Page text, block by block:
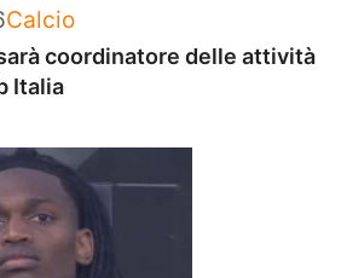
Categorie
Calcio
coordinatore delle attività
Italia